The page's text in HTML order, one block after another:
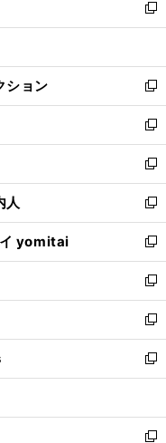
く
で
開
ド
ウ
開
く
ィ
ン
ウ
で
開
く
い
ウ
ン
ド
ウ
で
開
く
新
し
ウ
ィ
ン
ド
ウ
で
開
く
ション
新
し
い
ウ
ィ
ン
ド
ウ
で
開
く
新
し
い
ウ
ィ
ン
ド
ウ
で
開
く
新
し
い
ウ
ィ
ン
ド
ウ
で
開
く
人
新
し
い
ウ
ィ
ン
ド
ウ
で
開
イ yomitai
新
し
い
ウ
ィ
ン
ド
ウ
開
く
新
し
い
ウ
ィ
ン
ウ
で
新
し
い
ウ
ン
ド
新
し
ウ
ィ